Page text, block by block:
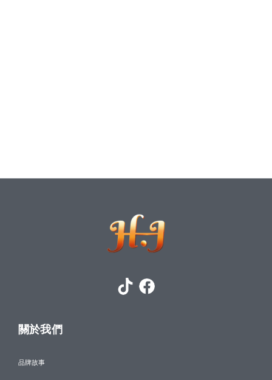
關於我們
品牌故事